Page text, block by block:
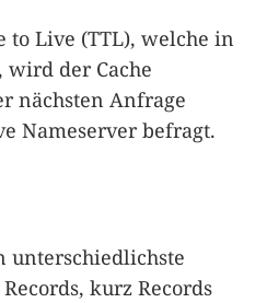
to Live (TTL), welche in
der Cache
nächsten Anfrage
Nameserver befragt.
unterschiedlichste
kurz Records